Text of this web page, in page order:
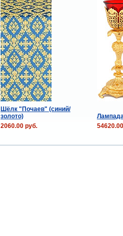
Шёлк "Почаев" (синий/
золото)
2060.00 руб.